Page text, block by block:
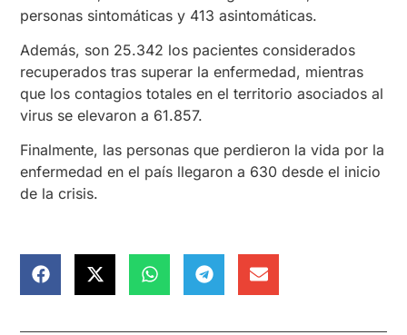
personas sintomáticas y 413 asintomáticas.
Además, son 25.342 los pacientes considerados
recuperados tras superar la enfermedad, mientras
que los contagios totales en el territorio asociados al
virus se elevaron a 61.857.
Finalmente, las personas que perdieron la vida por la
enfermedad en el país llegaron a 630 desde el inicio
de la crisis.